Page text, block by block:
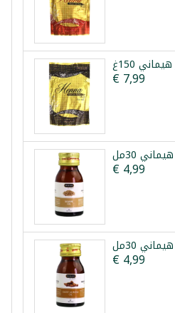
150غ
€ 7,99
30مل
€ 4,99
30مل
€ 4,99